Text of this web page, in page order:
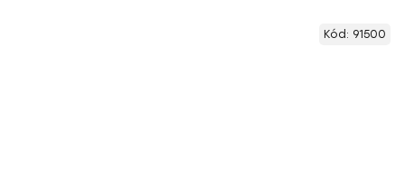
Kód: 91500